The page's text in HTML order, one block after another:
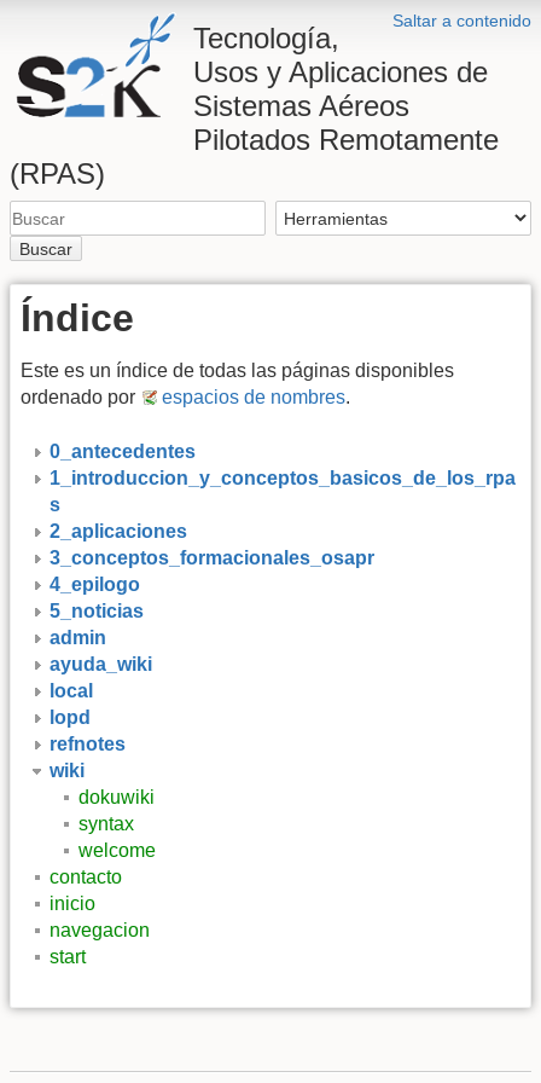
Saltar a contenido
Tecnología,
Usos y Aplicaciones de
Sistemas Aéreos
Pilotados Remotamente
(RPAS)
Buscar
Índice
Este es un índice de todas las páginas disponibles
ordenado por
espacios de nombres.
0_antecedentes
1_introduccion_y_conceptos_basicos_de_los_rpa
s
2_aplicaciones
3_conceptos_formacionales_osapr
4_epilogo
5_noticias
admin
ayuda_wiki
local
lopd
refnotes
wiki
dokuwiki
syntax
welcome
contacto
inicio
navegacion
start